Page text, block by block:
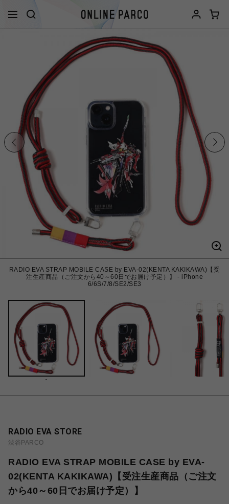
RADIO EVA STRAP MOBILE CASE by EVA-02(KENTA KAKIKAWA)【受
注生産商品（ご注文から40～60日でお届け予定）】 - iPhone
6/6S/7/8/SE2/SE3
-
RADIO EVA STORE
渋谷PARCO
RADIO EVA STRAP MOBILE CASE by EVA-
02(KENTA KAKIKAWA)【受注生産商品（ご注文
から40～60日でお届け予定）】